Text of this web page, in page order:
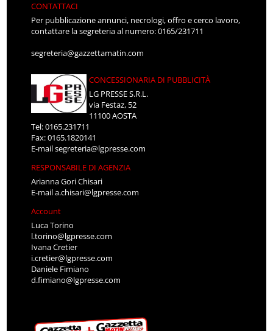
CONTATTACI
Per pubblicazione annunci, necrologi, offro e cerco lavoro,
contattare la segreteria al numero: 0165/231711
segreteria@gazzettamatin.com
CONCESSIONARIA DI PUBBLICITÀ
LG PRESSE S.R.L.
via Festaz, 52
11100 AOSTA
Tel: 0165.231711
Fax: 0165.1820141
E-mailsegreteria@lgpresse.com
RESPONSABILE DI AGENZIA
Arianna Gori Chisari
E-maila.chisari@lgpresse.com
Account
Luca Torino
l.torino@lgpresse.com
Ivana Cretier
i.cretier@lgpresse.com
Daniele Fimiano
d.fimiano@lgpresse.com